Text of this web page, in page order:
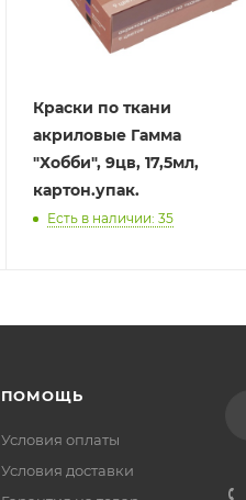
Краски по ткани
акриловые Гамма
"Хобби", 9цв, 17,5мл,
картон.упак.
Есть в наличии: 35
ПОМОЩЬ
Условия оплаты
Условия доставки